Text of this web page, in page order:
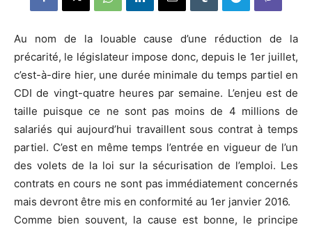
Au nom de la louable cause d’une réduction de la
précarité, le législateur impose donc, depuis le 1er juillet,
c’est-à-dire hier, une durée minimale du temps partiel en
CDI de vingt-quatre heures par semaine. L’enjeu est de
taille puisque ce ne sont pas moins de 4 millions de
salariés qui aujourd’hui travaillent sous contrat à temps
partiel. C’est en même temps l’entrée en vigueur de l’un
des volets de la loi sur la sécurisation de l’emploi. Les
contrats en cours ne sont pas immédiatement concernés
mais devront être mis en conformité au 1er janvier 2016.
Comme bien souvent, la cause est bonne, le principe